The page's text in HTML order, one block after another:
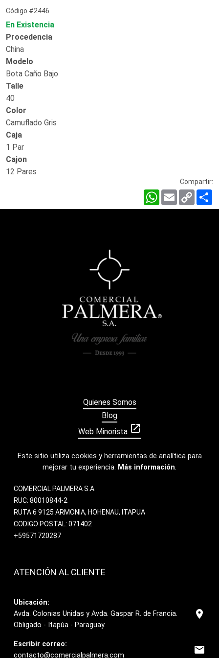
Código #2446
En Existencia
Procedencia
China
Modelo
Bota Caño Bajo
Talle
40
Color
Camuflado Gris
Caja
1 Par
Cajon
12 Pares
Compartir:
WhatsApp
Email Copy
Link
Quienes Somos
Blog
Web Minorista open_in_new
Este sitio utiliza cookies y herramientas de analítica para
mejorar tu experiencia. Más información.
COMERCIAL PALMERA S.A
RUC: 80010844-2
RUTA 6 9125 ARMONIA, HOHENAU, ITAPUA
CODIGO POSTAL: 071402
+59571720287
ATENCIÓN AL CLIENTE
Ubicación:
Avda. Colonias Unidas y Avda. Gaspar R. de Francia.
Obligado - Itapúa - Paraguay.
location_on
Escribir correo:
contacto@comercialpalmera.com
email